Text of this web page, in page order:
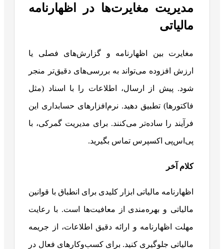
مدیریت مغایرت‌ها در اظهارنامه
مالیاتی
مغایرت بین اظهارنامه و گزارش‌های فصلی یا
ارزش افزوده می‌تواند به بررسی‌های دقیق‌تر منجر
شود. پیش از ارسال، اطلاعات را با اسناد (مثل
فاکتورها) تطبیق دهید. نرم‌افزارهای حسابداری این
فرآیند را ساده‌تر می‌کنند. برای مدیریت گمرکی، با
پی‌اس‌پی اکسپرس تماس بگیرید.
کلام آخر
اظهارنامه مالیاتی ابزار کلیدی برای انطباق با قوانین
مالیاتی و بهره‌مندی از معافیت‌ها است. با رعایت
مهلت اظهارنامه و ارائه دقیق اطلاعات، از جریمه
مالیاتی جلوگیری کنید. برای کسب‌وکارهای فعال در